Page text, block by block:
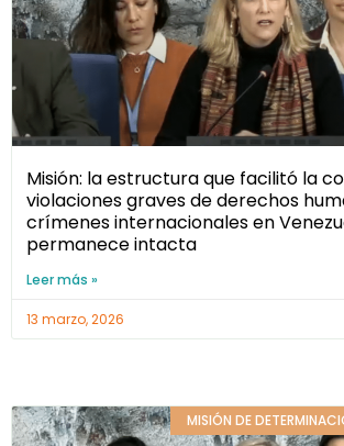
Misión: la estructura que facilitó la
violaciones graves de derechos
crímenes internacionales en
permanece intacta
Leer más »
13 marzo, 2026
MISIÓN DE